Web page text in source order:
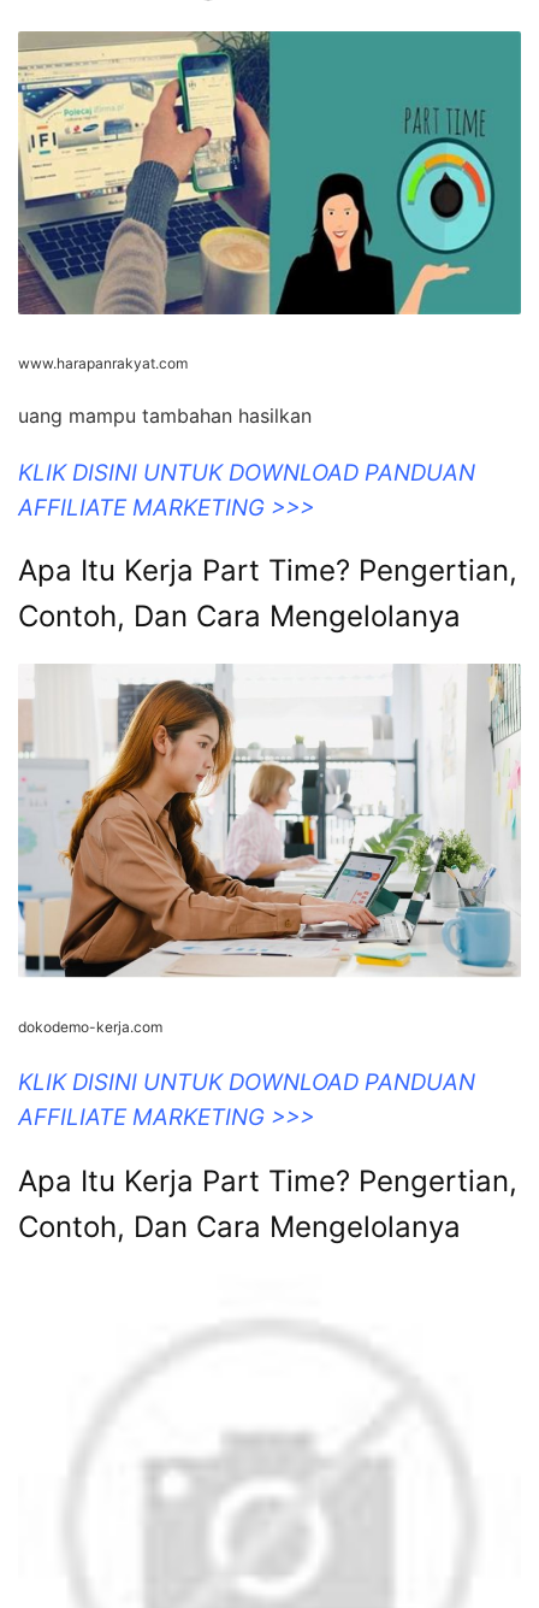
www.harapanrakyat.com
uang mampu tambahan hasilkan
KLIK DISINI UNTUK DOWNLOAD PANDUAN
AFFILIATE MARKETING >>>
Apa Itu Kerja Part Time? Pengertian,
Contoh, Dan Cara Mengelolanya
dokodemo-kerja.com
KLIK DISINI UNTUK DOWNLOAD PANDUAN
AFFILIATE MARKETING >>>
Apa Itu Kerja Part Time? Pengertian,
Contoh, Dan Cara Mengelolanya